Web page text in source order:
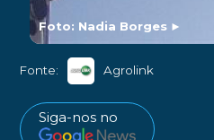
Foto: Nadia Borges ►
Fonte: Agrolink
Siga-nos no